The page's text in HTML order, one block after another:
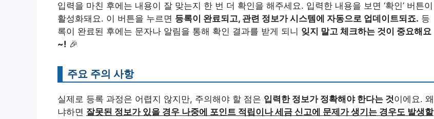
입력을 마친 후에는 내용이 잘 맞는지 한 번 더 확인을 해주세요. 입력한 내용을 보면 ‘확인’ 버튼이
활성화돼요. 이 버튼을 누르면 등록이 완료되고, 관련 정보가 시스템에 자동으로 업데이트되죠. 등
록이 완료된 후에는 문자나 알림을 통해 확인 결과를 받게 되니 잊지 말고 체크하는 것이 중요해요
~! 🎉
주요 주의 사항
실제로 등록 과정은 어렵지 않지만, 주의해야 할 점은 입력한 정보가 정확해야 한다는 것이에요. 왜
냐하면 잘못된 정보가 있을 경우 나중에 포인트 적립이나 세금 신고에 문제가 생기는 경우도 발생할